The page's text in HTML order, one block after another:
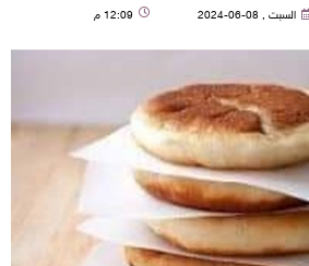
السبت , 08-06-2024 12:09 م